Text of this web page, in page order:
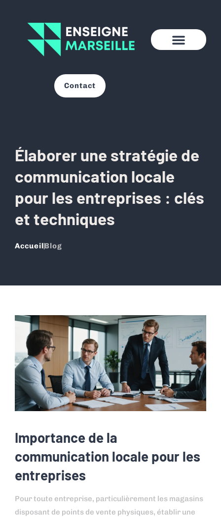
Contact
Élaborer une stratégie de
communication locale
pour les entreprises : clés
et techniques
AccueilBlog
Importance de la
communication locale pour les
entreprises
Pour toute entreprise, particulièrement les magasins
disposant de points de vente physiques, établir une